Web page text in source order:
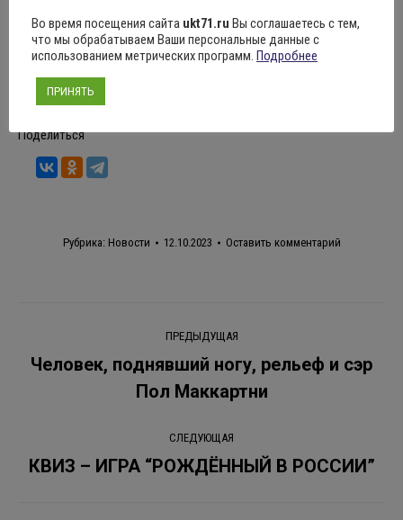
Поделиться
Рубрика: Новости 12.10.2023 Оставить комментарий
Навигация
по
записям
ПРЕДЫДУЩАЯ
Предыдущая
запись:
Человек, поднявший ногу, рельеф и сэр
Пол Маккартни
СЛЕДУЮЩАЯ
Следующая
КВИЗ – ИГРА “РОЖДЁННЫЙ В РОССИИ”
Во время посещения сайта ukt71.ru Вы соглашаетесь с тем,
что мы обрабатываем Ваши персональные данные с
использованием метрических программ. Подробнее
ПРИНЯТЬ